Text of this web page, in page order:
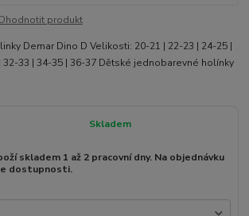
produkt
Demar Dino D Velikosti: 20-21 | 22-23 | 24-25 |
32-33 | 34-35 | 36-37 Dětské jednobarevné holínky
Skladem
skladem 1 až 2 pracovní dny. Na objednávku
dostupnosti.